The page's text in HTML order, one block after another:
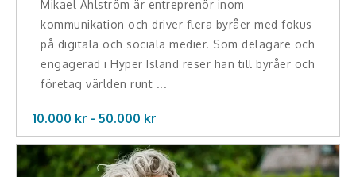
Mikael Ahlström är entreprenör inom
kommunikation och driver flera byråer med fokus
på digitala och sociala medier. Som delägare och
engagerad i Hyper Island reser han till byråer och
företag världen runt ...
10.000 kr - 50.000 kr